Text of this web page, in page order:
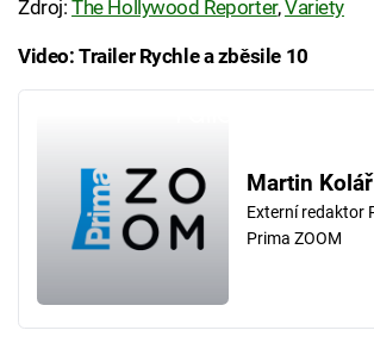
Zdroj:The Hollywood Reporter,Variety
Video: Trailer Rychle a zběsile 10
Martin Kolář
Externí redaktor
Prima ZOOM